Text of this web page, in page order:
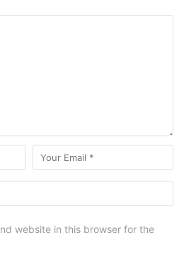
website in this browser for the